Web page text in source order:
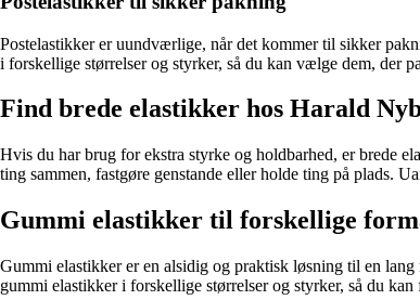
Postelastikker er uundværlige, når det kommer til sikker
i forskellige størrelser og styrker, så du kan vælge dem, der
Find brede elastikker hos Harald
Hvis du har brug for ekstra styrke og holdbarhed, er brede
ting sammen, fastgøre genstande eller holde ting på plads.
Gummi elastikker til forskellige
Gummi elastikker er en alsidig og praktisk løsning til en
gummi elastikker i forskellige størrelser og styrker, så du